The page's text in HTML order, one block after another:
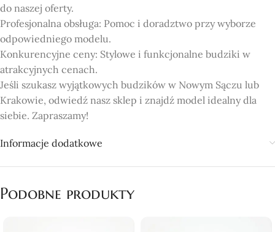
do naszej oferty.
Profesjonalna obsługa: Pomoc i doradztwo przy wyborze
odpowiedniego modelu.
Konkurencyjne ceny: Stylowe i funkcjonalne budziki w
atrakcyjnych cenach.
Jeśli szukasz wyjątkowych budzików w Nowym Sączu lub
Krakowie, odwiedź nasz sklep i znajdź model idealny dla
siebie. Zapraszamy!
Informacje dodatkowe
Podobne produkty